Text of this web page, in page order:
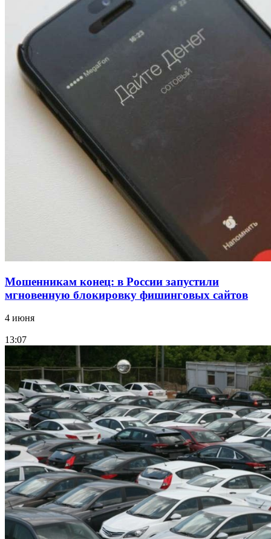
Покушение на убийство в Волгограде: девушка
напала на незнакомую женщину с ножом
12:39
Сладкий праздник в Волгограде: в Центральном
парке прошёл фестиваль „Арбузный переполох“
Волгоградские компании нарастили экспорт:
заключены контракты на 3,6 млн долларов
Мошенникам конец: в России запустили
мгновенную блокировку фишинговых сайтов
4 июня
13:07